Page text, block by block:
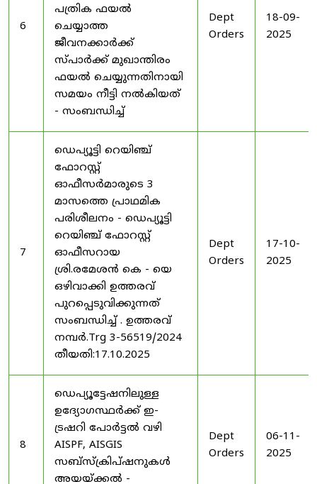
6
പത്രിക ഫയൽ
ചെയ്യാത്ത
ജീവനക്കാർക്ക്
സ്പാർക്ക് മുഖാന്തിരം
ഫയൽ ചെയ്യുന്നതിനായി
സമയം നീട്ടി നൽകിയത്
- സംബന്ധിച്ച്
Dept
Orders
18-09-
2025
7
ഡെപ്യൂട്ടി റെയിഞ്ച്
ഫോറസ്റ്റ്
ഓഫീസർമാരുടെ 3
മാസത്തെ പ്രാഥമിക
പരിശീലനം - ഡെപ്യൂട്ടി
റെയിഞ്ച് ഫോറസ്റ്റ്
ഓഫീസറായ
ശ്രി.രമേശൻ കെ - യെ
ഒഴിവാക്കി ഉത്തരവ്
പുറപ്പെടുവിക്കുന്നത്
സംബന്ധിച്ച് . ഉത്തരവ്
നമ്പർ.Trg 3-56519/2024
തീയതി:17.10.2025
Dept
Orders
17-10-
2025
8
ഡെപ്യൂട്ടേഷനിലുള്ള
ഉദ്യോഗസ്ഥർക്ക് ഇ-
ട്രഷറി പോർട്ടൽ വഴി
AISPF, AISGIS
സബ്‌സ്‌ക്രിപ്‌ഷനുകൾ
അയയ്ക്കൽ -
Dept
Orders
06-11-
2025